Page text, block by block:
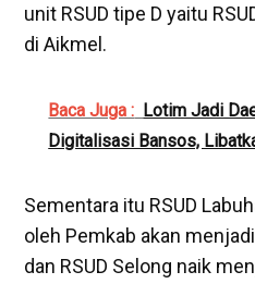
unit RSUD tipe D yaitu
di Aikmel.
Baca Juga : Lotim Jadi
Digitalisasi Bansos,
Sementara itu RSUD
oleh Pemkab akan
dan RSUD Selong naik